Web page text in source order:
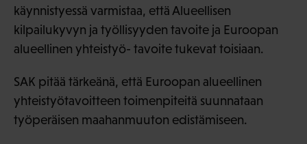
käynnistyessä varmistaa, että Alueellisen
kilpailukyvyn ja työllisyyden tavoite ja Euroopan
alueellinen yhteistyö- tavoite tukevat toisiaan.
SAK pitää tärkeänä, että Euroopan alueellinen
yhteistyötavoitteen toimenpiteitä suunnataan
työperäisen maahanmuuton edistämiseen.